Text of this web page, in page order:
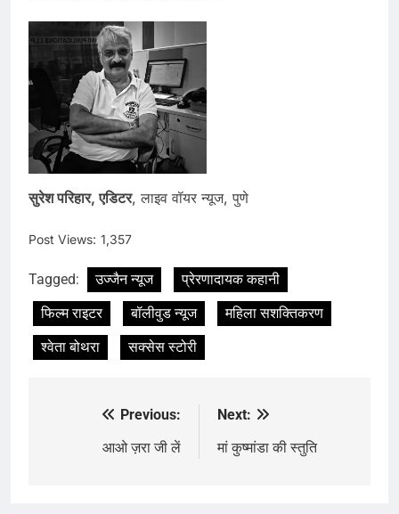
सुरेश परिहार, एडिटर, लाइव वॉयर न्यूज, पुणे
Post Views: 1,357
Tagged: उज्जैन न्यूज
प्रेरणादायक कहानी
फिल्म राइटर
बॉलीवुड न्यूज
महिला सशक्तिकरण
श्वेता बोथरा
सक्सेस स्टोरी
navigation
Previous:
आओ ज़रा जी लें
Next:
मां कुष्मांडा की स्तुति